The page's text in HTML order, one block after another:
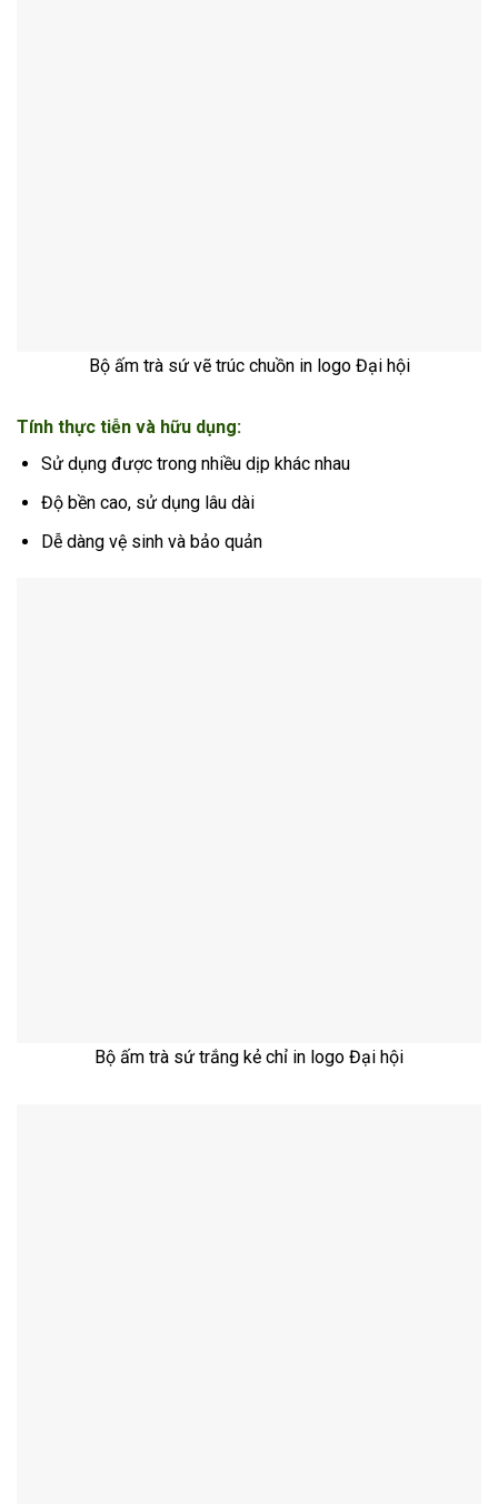
Bộ ấm trà sứ vẽ trúc chuồn in logo Đại hội
Tính thực tiễn và hữu dụng:
Sử dụng được trong nhiều dịp khác nhau
Độ bền cao, sử dụng lâu dài
Dễ dàng vệ sinh và bảo quản
Bộ ấm trà sứ trắng kẻ chỉ in logo Đại hội